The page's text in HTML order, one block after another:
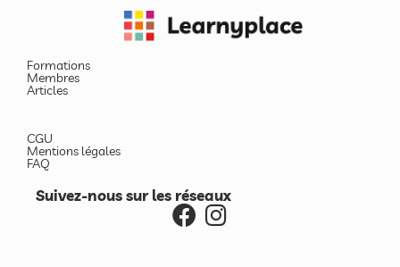
Formations
Membres
Articles
CGU
Mentions légales
FAQ
Suivez-nous sur les réseaux